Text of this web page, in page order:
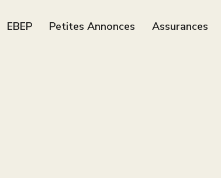
EBEP Petites Annonces Assurances